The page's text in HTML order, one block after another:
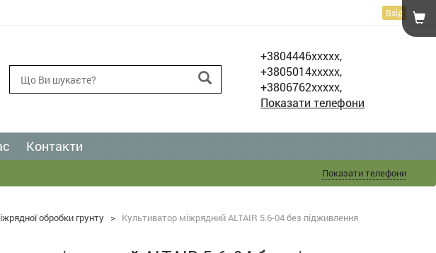
Вхід
+3804446xxxxx,
+3805014xxxxx,
+3806762xxxxx,
Показати телефони
Контакти
Показати телефони
обробки грунту > Культиватор міжрядний ALTAIR 5.6-04 без підживлення